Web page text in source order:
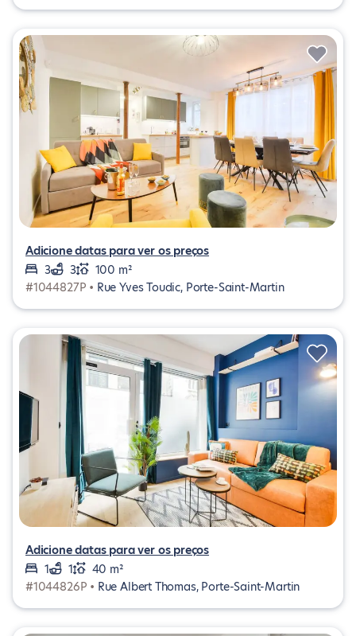
Adicione datas para ver os preços
3
3
100 m²
#1044827P • Rue Yves Toudic, Porte-Saint-Martin
Adicione datas para ver os preços
1
1
40 m²
#1044826P • Rue Albert Thomas, Porte-Saint-Martin